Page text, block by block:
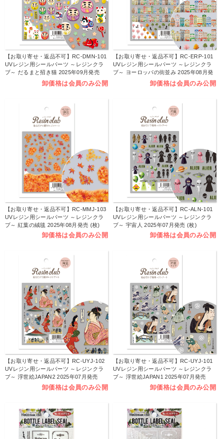
【お取り寄せ・返品不可】RC-DMN-101
UVレジン用シールパーツ ～レジンクラ
ブ～ だるまと招き猫 2025年09月発売
卸価格は会員のみ公開
【お取り寄せ・返品不可】RC-ERP-101
UVレジン用シールパーツ ～レジンクラ
ブ～ ヨーロッパの街並み 2025年08月発
卸価格は会員のみ公開
【お取り寄せ・返品不可】RC-MMJ-103
UVレジン用シールパーツ ～レジンクラ
ブ～ 紅葉の絨毯 2025年08月発売 (枚)
卸価格は会員のみ公開
【お取り寄せ・返品不可】RC-ALN-101
UVレジン用シールパーツ ～レジンクラ
ブ～ 宇宙人 2025年07月発売 (枚)
卸価格は会員のみ公開
【お取り寄せ・返品不可】RC-UYJ-102
UVレジン用シールパーツ ～レジンクラ
ブ～ 浮世絵JAPAN2 2025年07月発売
卸価格は会員のみ公開
【お取り寄せ・返品不可】RC-UYJ-101
UVレジン用シールパーツ ～レジンクラ
ブ～ 浮世絵JAPAN1 2025年07月発売
卸価格は会員のみ公開